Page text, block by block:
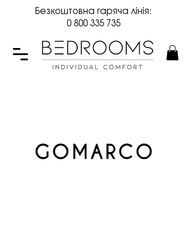
Безкоштовна гаряча лінія:
0 800 335 735